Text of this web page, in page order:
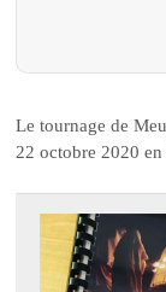
Le tournage de
22 octobre 2020